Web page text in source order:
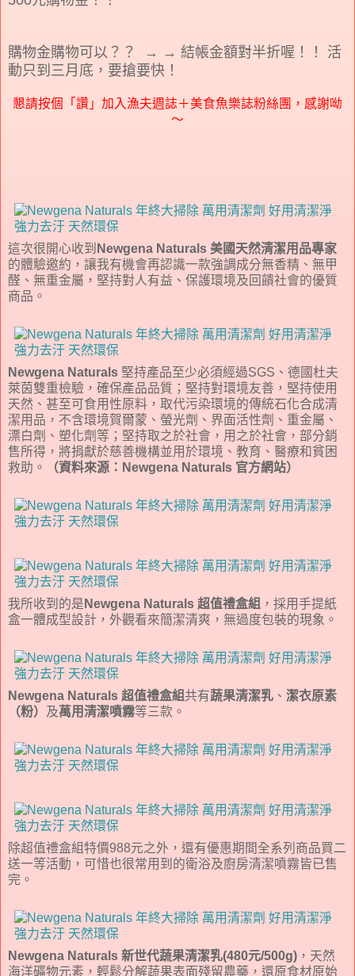
購物金購物可以？？ → → 結帳金額對半折喔！！
活
動只到三月底，要搶要快！
懇請按個「讚」加入漁夫週誌＋美食魚樂誌粉絲團，感謝呦
～
這次很開心收到 Newgena Naturals 美國天然清潔用品專家
的體驗邀約，讓我有機會再認識一款強調成分無香精、無甲
醛、無重金屬，堅持對人有益、保護環境及回饋社會的優質
商品。
Newgena Naturals 堅持產品至少必須經過SGS、德國杜夫
萊茵雙重檢驗，確保產品品質；堅持對環境友善，堅持使用
天然、甚至可食用性原料，取代污染環境的傳統石化合成清
潔用品，不含環境賀爾蒙、螢光劑、界面活性劑、重金屬、
漂白劑、塑化劑等；堅持取之於社會，用之於社會，部分銷
售所得，將捐獻於慈善機構並用於環境、教育、醫療和貧困
救助。
（資料來源：Newgena Naturals 官方網站）
我所收到的是 Newgena Naturals 超值禮盒組 ，採用手提紙
盒一體成型設計，外觀看來簡潔清爽，無過度包裝的現象。
Newgena Naturals 超值禮盒組共有蔬果清潔乳 、 潔衣原素
（粉）
及萬用清潔噴霧等三款。
除超值禮盒組特價988元之外，還有優惠期間全系列商品買二
送一等活動，可惜也很常用到的衛浴及廚房清潔噴霧皆已售
完。
Newgena Naturals 新世代蔬果清潔乳(480元/500g) ，天然
海洋礦物元素，輕鬆分解蔬果表面殘留農藥，還原食材原始